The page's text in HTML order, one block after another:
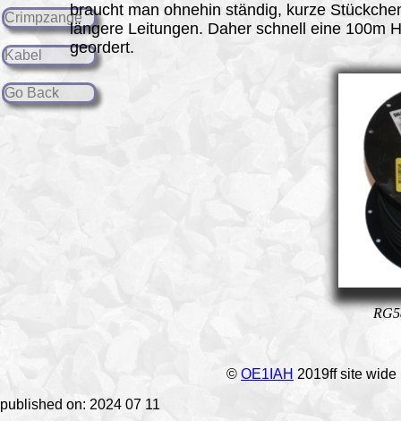
Crimpzange
Kabel
Go Back
braucht man ohnehin ständig, kurze
längere Leitungen. Daher schnell eine 100m
geordert.
© OE1IAH 2019ff site
published on: 2024 07 11